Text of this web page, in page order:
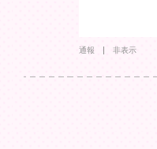
通報 非表示